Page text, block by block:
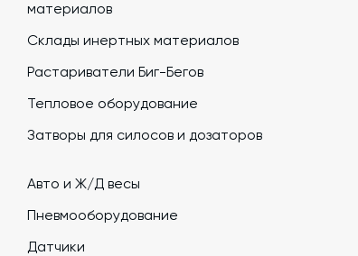
материалов
Склады инертных материалов
Растариватели Биг-Бегов
Тепловое оборудование
Затворы для силосов и дозаторов
Авто и Ж/Д весы
Пневмооборудование
Датчики